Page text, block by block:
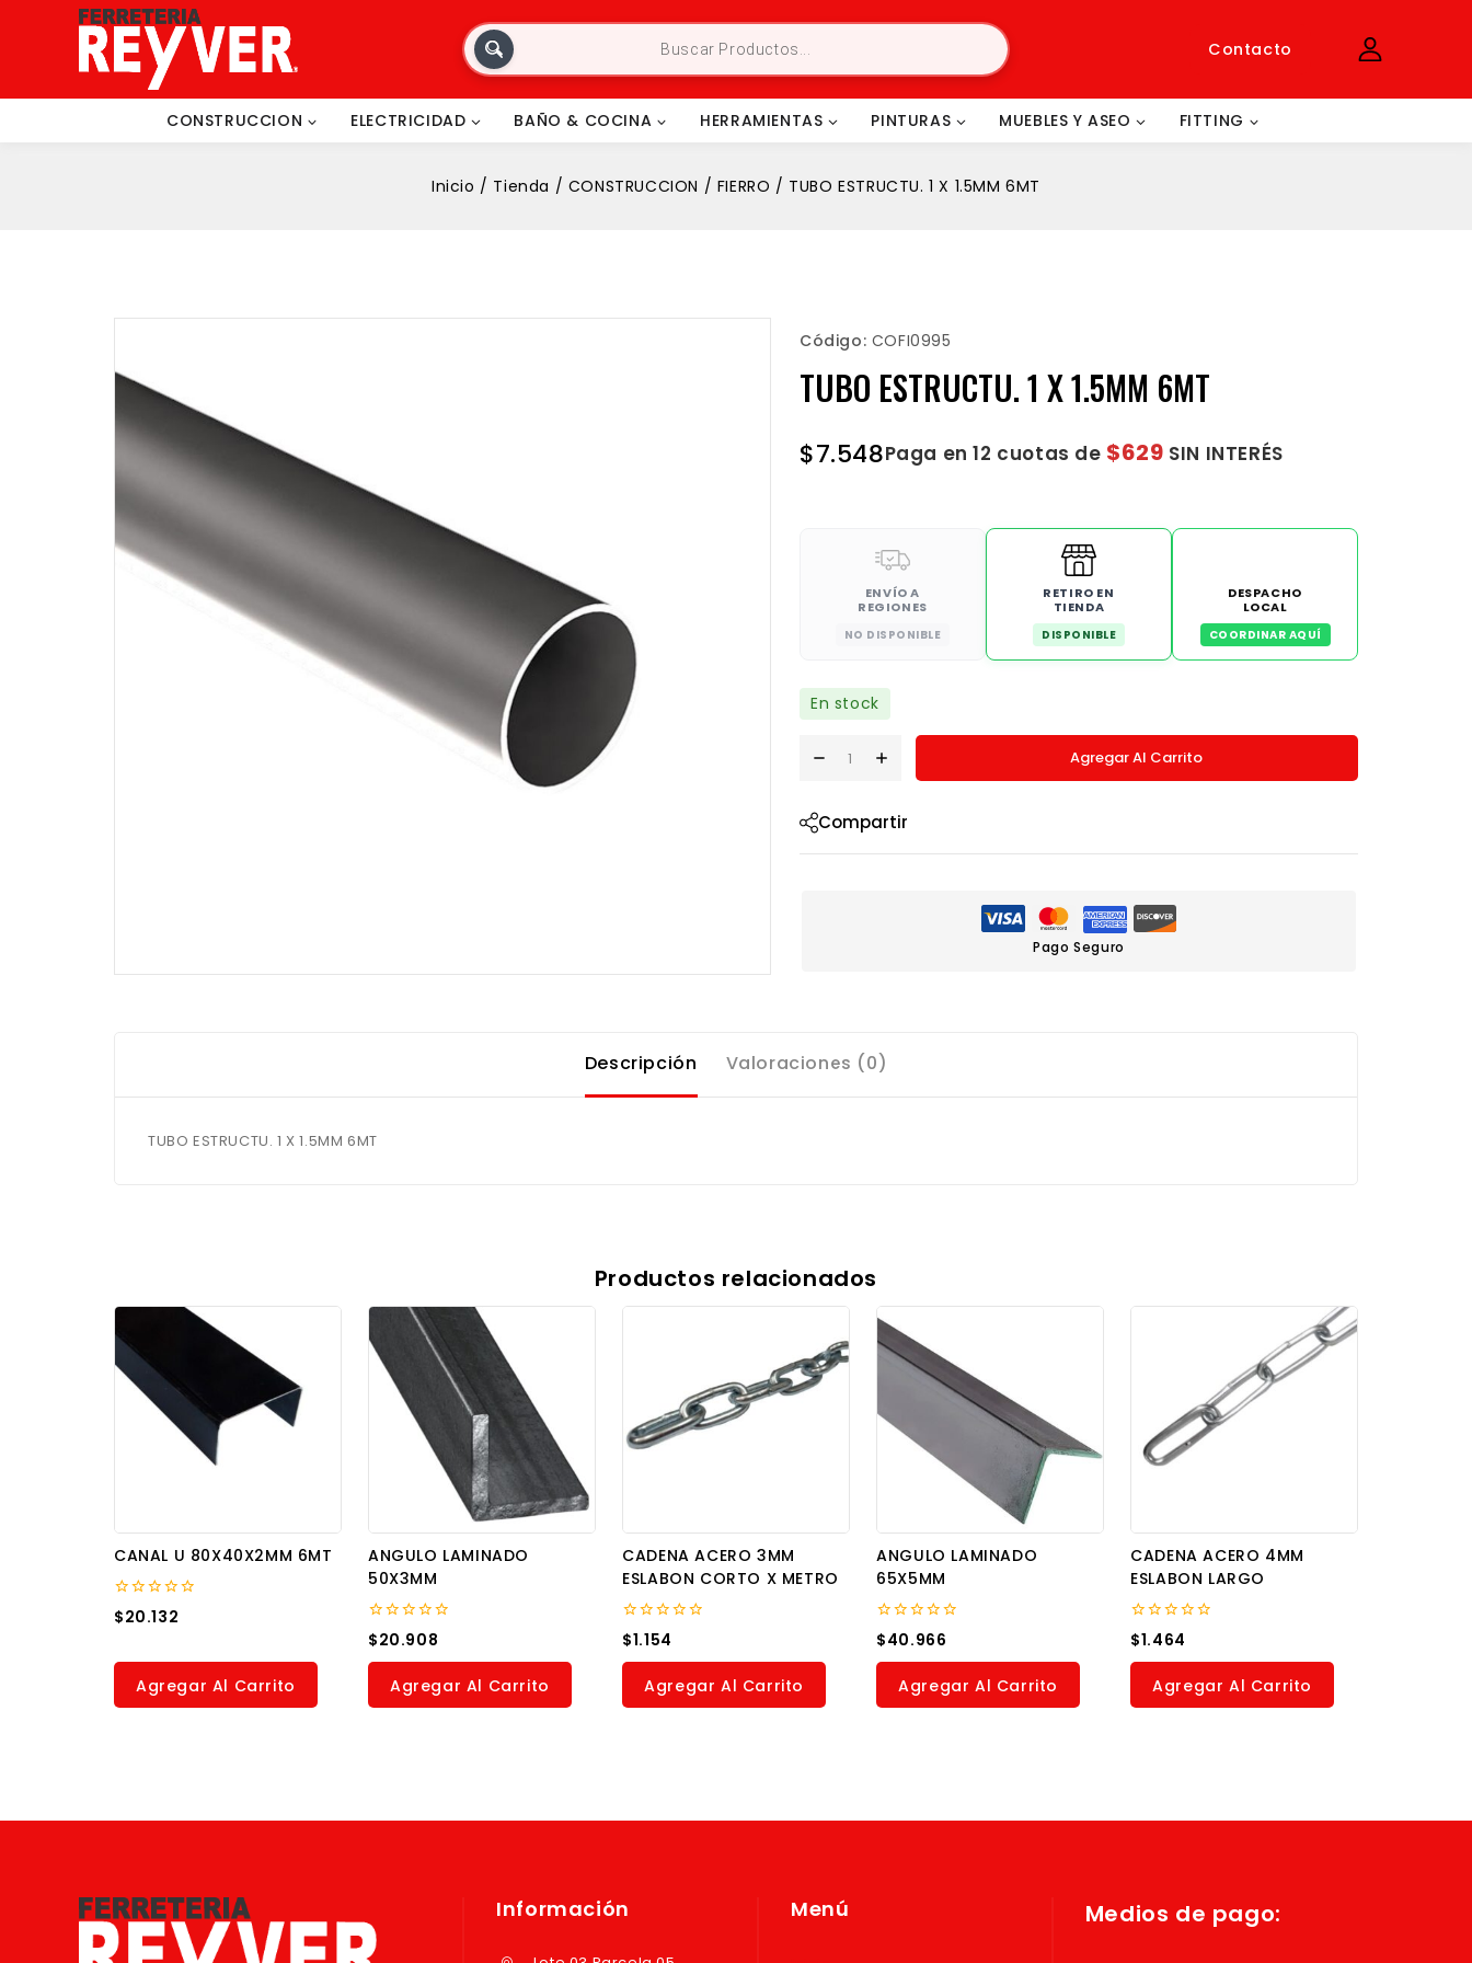
Contacto
CONSTRUCCION ELECTRICIDAD BAÑO & COCINA HERRAMIENTAS PINTURAS MUEBLES Y ASEO FITTING
Inicio / Tienda / CONSTRUCCION / FIERRO / TUBO ESTRUCTU. 1 X 1.5MM 6MT
Código: COFI0995
TUBO ESTRUCTU. 1 X 1.5MM 6MT
$7.548Paga en 12 cuotas de $629 SIN INTERÉS
ENVÍO A
REGIONES
NO DISPONIBLE
RETIRO EN
TIENDA
DISPONIBLE
DESPACHO
LOCAL
COORDINAR AQUÍ
En stock
Agregar Al Carrito
Compartir
Pago Seguro
Descripción Valoraciones (0)
TUBO ESTRUCTU. 1 X 1.5MM 6MT
Productos relacionados
CANAL U 80X40X2MM 6MT
0
out
$20.132
Agregar Al Carrito
ANGULO LAMINADO
50X3MM
0
out
of
$20.908
Agregar Al Carrito
CADENA ACERO 3MM
ESLABON CORTO X METRO
0
out
of
$1.154
Agregar Al Carrito
ANGULO LAMINADO
65X5MM
0
out
of
$40.966
Agregar Al Carrito
CADENA ACERO 4MM
ESLABON LARGO
0
out
of
$1.464
Agregar Al Carrito
Información Menú Medios de pago: